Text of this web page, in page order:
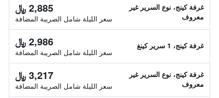
غرفة كينج، نوع السرير غير
معروف
2,885 ﷼
سعر الليلة شامل الصريبة المضافة
غرفة كينج، 1 سرير كينغ 2,986 ﷼
سعر الليلة شامل الصريبة المضافة
غرفة كينج، نوع السرير غير
معروف
3,217 ﷼
سعر الليلة شامل الصريبة المضافة